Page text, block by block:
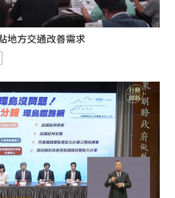
地方交通改善需求